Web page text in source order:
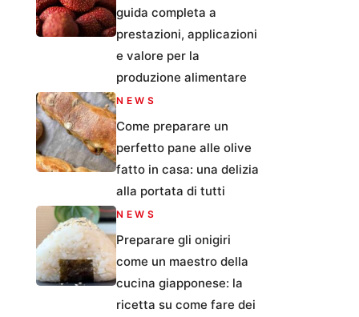
guida completa a
prestazioni, applicazioni
e valore per la
produzione alimentare
NEWS
Come preparare un
perfetto pane alle olive
fatto in casa: una delizia
alla portata di tutti
NEWS
Preparare gli onigiri
come un maestro della
cucina giapponese: la
ricetta su come fare dei